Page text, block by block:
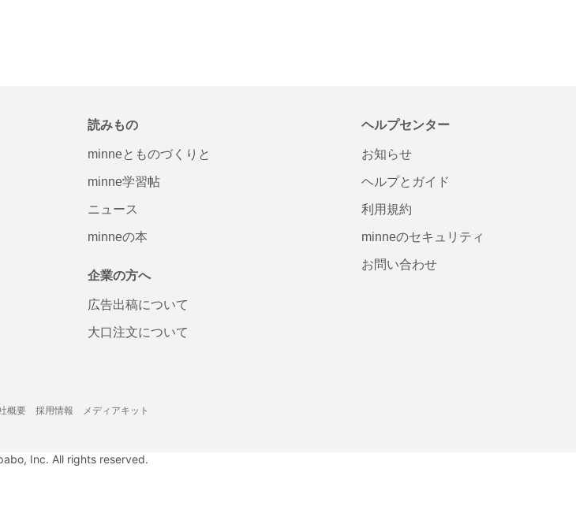
読みもの
minneとものづくりと
minne学習帖
ニュース
minneの本
企業の方へ
広告出稿について
大口注文について
ヘルプセンター
お知らせ
ヘルプとガイド
利用規約
minneのセキュリティ
お問い合わせ
概要 採用情報 メディアキット
Inc. All rights reserved.